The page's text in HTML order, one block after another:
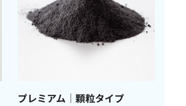
プレミアム│顆粒タイプ